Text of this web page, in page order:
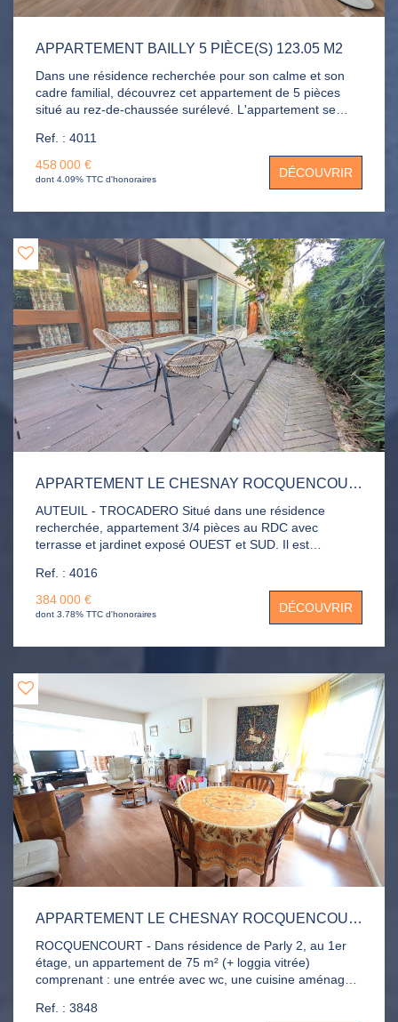
APPARTEMENT BAILLY 5 PIÈCE(S) 123.05 M2
Dans une résidence recherchée pour son calme et son
cadre familial, découvrez cet appartement de 5 pièces
situé au rez-de-chaussée surélevé. L'appartement se
ouvrant sur une terrasse de 12m², d'une cuisine
indépendante aménagée, de deux chambres lumineuses,
d'une salle de bains, d'une suite parentale avec dressing
et salle de bains privative, ainsi que de nombreux
rangements. Parking et cave et stationnement libre dans
Ref. : 4011
458 000 €
dont 4.09% TTC d'honoraires DÉCOUVRIR
APPARTEMENT LE CHESNAY ROCQUENCOURT 4 PIÈCE(S) 83 M2
AUTEUIL - TROCADERO Situé dans une résidence
recherchée, appartement 3/4 pièces au RDC avec
terrasse et jardinet exposé OUEST et SUD. Il est
intégrée donnant sur terrasse et jardinet, cuisine équipée
et ouverte, 2 chambres, dressing et placards, salle de
bains et WC. Cave dans l'immeuble.
Ref. : 4016
384 000 €
dont 3.78% TTC d'honoraires DÉCOUVRIR
APPARTEMENT LE CHESNAY ROCQUENCOURT 3 PIÈCE(S)
ROCQUENCOURT - Dans résidence de Parly 2, au 1er
étage, un appartement de 75 m² (+ loggia vitrée)
comprenant : une entrée avec wc, une cuisine aménagée
accès à une loggia vitrée intégrée, une chambre, des
Ref. : 3848